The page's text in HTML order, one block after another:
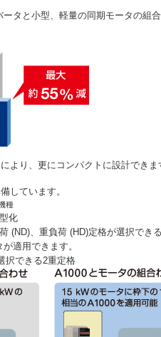
タと小型、軽量の同期モータの組
により、更にコンパクトに設計できま
しています。
種
化
(ND)、重負荷 (HD)定格が選択で
適用できます。
択できる2重定格